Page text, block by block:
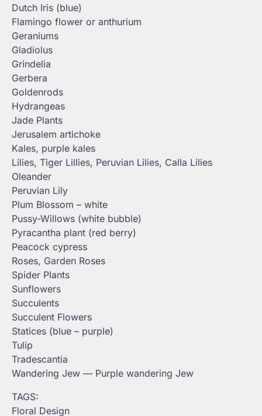
Dutch Iris (blue)
Flamingo flower or anthurium
Geraniums
Gladiolus
Grindelia
Gerbera
Goldenrods
Hydrangeas
Jade Plants
Jerusalem artichoke
Kales, purple kales
Lilies, Tiger Lillies, Peruvian Lilies, Calla Lilies
Oleander
Peruvian Lily
Plum Blossom – white
Pussy-Willows (white bubble)
Pyracantha plant (red berry)
Peacock cypress
Roses, Garden Roses
Spider Plants
Sunflowers
Succulents
Succulent Flowers
Statices (blue – purple)
Tulip
Tradescantia
Wandering Jew — Purple wandering Jew
TAGS:
Floral Design